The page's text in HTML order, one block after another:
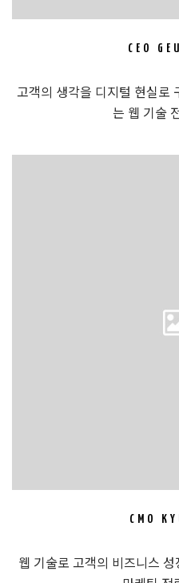
CEO
고객의 생각을 디지털 현실로
는 웹 기술
CMO
웹 기술로 고객의 비즈니스